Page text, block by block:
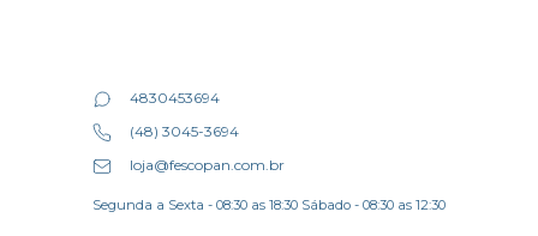
4830453694
(48) 3045-3694
loja@fescopan.com.br
Segunda a Sexta - 08:30 as 18:30 Sábado - 08:30 as 12:30